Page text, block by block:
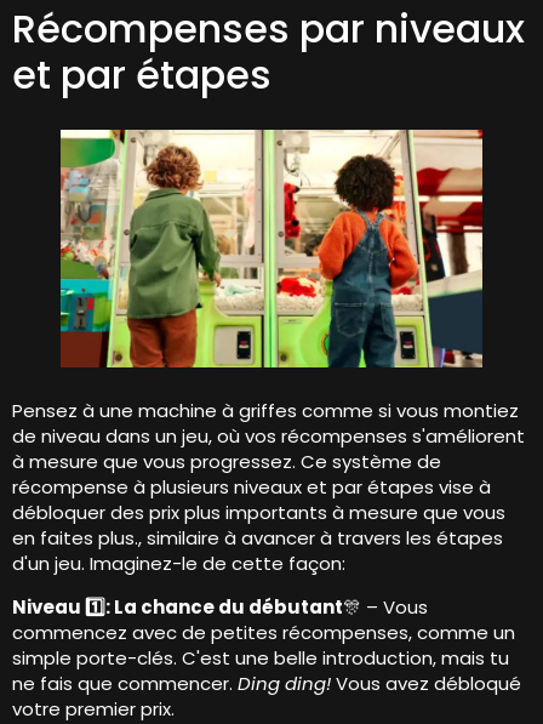
Récompenses par niveaux
et par étapes
Pensez à une machine à griffes comme si vous montiez
de niveau dans un jeu, où vos récompenses s'améliorent
à mesure que vous progressez. Ce système de
récompense à plusieurs niveaux et par étapes vise à
débloquer des prix plus importants à mesure que vous
en faites plus., similaire à avancer à travers les étapes
d'un jeu. Imaginez-le de cette façon:
Niveau 1️⃣: La chance du débutant🎊 – Vous
commencez avec de petites récompenses, comme un
simple porte-clés. C'est une belle introduction, mais tu
ne fais que commencer. Ding ding!Vous avez débloqué
votre premier prix.